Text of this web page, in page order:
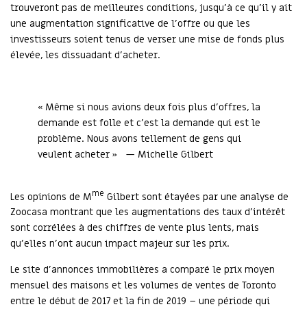
trouveront pas de meilleures conditions, jusqu'à ce qu'il y ait
une augmentation significative de l'offre ou que les
investisseurs soient tenus de verser une mise de fonds plus
élevée, les dissuadant d'acheter.
« Même si nous avions deux fois plus d'offres, la
demande est folle et c'est la demande qui est le
problème. Nous avons tellement de gens qui
veulent acheter » — Michelle Gilbert
Les opinions de Mme Gilbert sont étayées par une analyse de
Zoocasa montrant que les augmentations des taux d'intérêt
sont corrélées à des chiffres de vente plus lents, mais
qu'elles n'ont aucun impact majeur sur les prix.
Le site d'annonces immobilières a comparé le prix moyen
mensuel des maisons et les volumes de ventes de Toronto
entre le début de 2017 et la fin de 2019 – une période qui